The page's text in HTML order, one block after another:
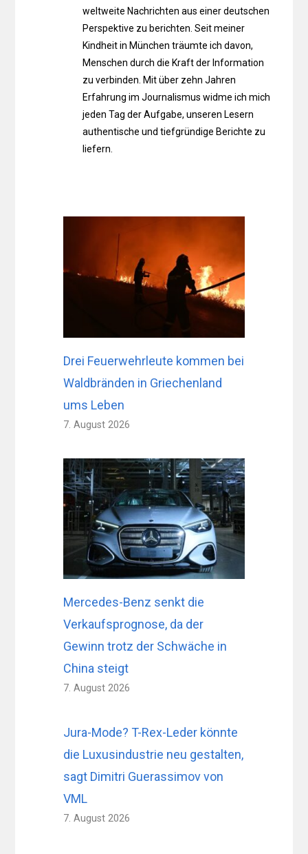
weltweite Nachrichten aus einer deutschen
Perspektive zu berichten. Seit meiner
Kindheit in München träumte ich davon,
Menschen durch die Kraft der Information
zu verbinden. Mit über zehn Jahren
Erfahrung im Journalismus widme ich mich
jeden Tag der Aufgabe, unseren Lesern
authentische und tiefgründige Berichte zu
liefern.
Drei Feuerwehrleute kommen bei
Waldbränden in Griechenland
ums Leben
7. August 2026
Mercedes-Benz senkt die
Verkaufsprognose, da der
Gewinn trotz der Schwäche in
China steigt
7. August 2026
Jura-Mode? T-Rex-Leder könnte
die Luxusindustrie neu gestalten,
sagt Dimitri Guerassimov von
VML
7. August 2026